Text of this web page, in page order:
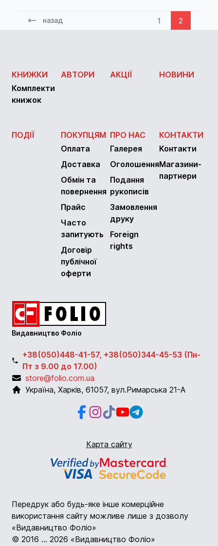
назад 1 2
КНИЖКИ
Комплекти
книжок
АВТОРИ АКЦІЇ НОВИНИ
ПОДІЇ
ПОКУПЦЯМ
Оплата
Доставка
Обмін та
повернення
Прайс
Часто
запитують
Договір
публічної
оферти
ПРО НАС
Галерея
Оголошення
Подання
рукописів
Замовлення
друку
Foreign
rights
КОНТАКТИ
Контакти
Магазини-
партнери
Видавництво Фоліо
+38(050)448-41-57, +38(050)344-45-53 (Пн-
Пт з 9.00 до 17.00)
store@folio.com.ua
Україна, Харків, 61057, вул.Римарська 21-А
Facebook
Instagram
Instagram
YoutubeTelegram
Карта сайту
Передрук або будь-яке інше комерційне
використання сайту можливе лише з дозволу
«Видавництво Фоліо»
© 2016 ... 2026 «Видавництво Фоліо»